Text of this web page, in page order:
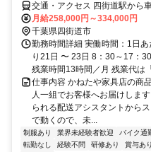
交通・アクセス 四街道駅から
月給258,000円～334,000円
千葉県四街道市
勤務時間詳細 実働時間：1日
り21日 〜 23日 8：30～17：
残業時間13時間／月 残業代は
仕事内容 かねたや家具店の商
人一組でお客様へお届けしま
られる配送アシスタントから
で動くので、未...
制服あり 業界未経験者歓迎 バイク通
転勤なし
経験不問 研修あり 賞与あり